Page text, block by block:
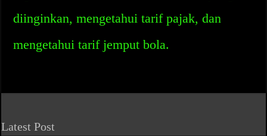
diinginkan, mengetahui tarif pajak, dan
mengetahui tarif jemput bola.
Latest Post